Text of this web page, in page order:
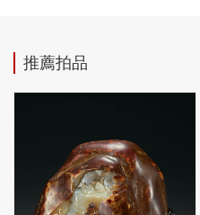
推薦拍品